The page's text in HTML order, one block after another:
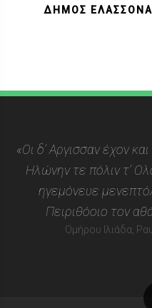
ΔΗΜΟΣ
«Οι δ’ Αργισσαν έχον
Ηλώνην τε πόλιν τ’
ηγεμόνευε
Πειριθόοιο τον
Ομήρου Ιλιάδα,